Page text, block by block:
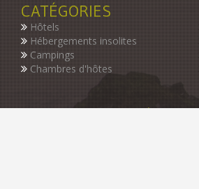
CATÉGORIES
Hôtels
Hébergements insolites
Campings
Chambres d'hôtes